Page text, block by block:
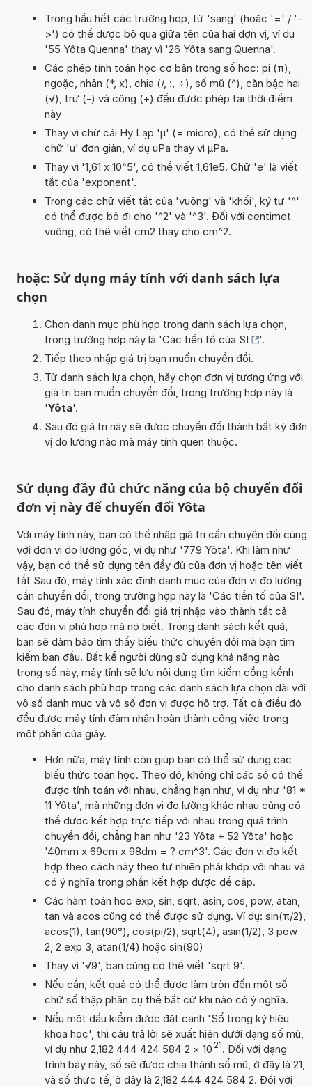
Trong hầu hết các trường hợp, từ 'sang' (hoặc '=' / '-
>') có thể được bỏ qua giữa tên của hai đơn vị, ví dụ
'55 Yôta Quenna' thay vì '26 Yôta sang Quenna'.
Các phép tính toán học cơ bản trong số học: pi (π),
ngoặc, nhân (*, x), chia (/, :, ÷), số mũ (^), căn bậc hai
(√), trừ (-) và cộng (+) đều được phép tại thời điểm
này
Thay vì chữ cái Hy Lạp 'µ' (= micro), có thể sử dụng
chữ 'u' đơn giản, ví dụ uPa thay vì µPa.
Thay vì '1,61 x 10^5', có thể viết 1,61e5. Chữ 'e' là viết
tắt của 'exponent'.
Trong các chữ viết tắt của 'vuông' và 'khối', ký tự '^'
có thể được bỏ đi cho '^2' và '^3'. Đối với centimet
vuông, có thể viết cm2 thay cho cm^2.
hoặc: Sử dụng máy tính với danh sách lựa
chọn
Chọn danh mục phù hợp trong danh sách lựa chọn,
trong trường hợp này là 'Các tiền tố của SI
'.
Tiếp theo nhập giá trị bạn muốn chuyển đổi.
Từ danh sách lựa chọn, hãy chọn đơn vị tương ứng với
giá trị bạn muốn chuyển đổi, trong trường hợp này là
'Yôta'.
Sau đó giá trị này sẽ được chuyển đổi thành bất kỳ đơn
vị đo lường nào mà máy tính quen thuộc.
Sử dụng đầy đủ chức năng của bộ chuyển đổi
đơn vị này để chuyển đổi Yôta
Với máy tính này, bạn có thể nhập giá trị cần chuyển đổi cùng
với đơn vị đo lường gốc, ví dụ như '779 Yôta'. Khi làm như
vậy, bạn có thể sử dụng tên đầy đủ của đơn vị hoặc tên viết
tắt Sau đó, máy tính xác định danh mục của đơn vị đo lường
cần chuyển đổi, trong trường hợp này là 'Các tiền tố của SI'.
Sau đó, máy tính chuyển đổi giá trị nhập vào thành tất cả
các đơn vị phù hợp mà nó biết. Trong danh sách kết quả,
bạn sẽ đảm bảo tìm thấy biểu thức chuyển đổi mà bạn tìm
kiếm ban đầu. Bất kể người dùng sử dụng khả năng nào
trong số này, máy tính sẽ lưu nội dung tìm kiếm cồng kềnh
cho danh sách phù hợp trong các danh sách lựa chọn dài với
vô số danh mục và vô số đơn vị được hỗ trợ. Tất cả điều đó
đều được máy tính đảm nhận hoàn thành công việc trong
một phần của giây.
Hơn nữa, máy tính còn giúp bạn có thể sử dụng các
biểu thức toán học. Theo đó, không chỉ các số có thể
được tính toán với nhau, chẳng hạn như, ví dụ như '81 *
11 Yôta', mà những đơn vị đo lường khác nhau cũng có
thể được kết hợp trực tiếp với nhau trong quá trình
chuyển đổi, chẳng hạn như '23 Yôta + 52 Yôta' hoặc
'40mm x 69cm x 98dm = ? cm^3'. Các đơn vị đo kết
hợp theo cách này theo tự nhiên phải khớp với nhau và
có ý nghĩa trong phần kết hợp được đề cập.
Các hàm toán học exp, sin, sqrt, asin, cos, pow, atan,
tan và acos cũng có thể được sử dụng. Ví dụ: sin(π/2),
acos(1), tan(90°), cos(pi/2), sqrt(4), asin(1/2), 3 pow
2, 2 exp 3, atan(1/4) hoặc sin(90)
Thay vì '√9', bạn cũng có thể viết 'sqrt 9'.
Nếu cần, kết quả có thể được làm tròn đến một số
chữ số thập phân cụ thể bất cứ khi nào có ý nghĩa.
Nếu một dấu kiểm được đặt cạnh 'Số trong ký hiệu
khoa học', thì câu trả lời sẽ xuất hiện dưới dạng số mũ,
ví dụ như 2,182 444 424 584 2 × 10 21. Đối với dạng
trình bày này, số sẽ được chia thành số mũ, ở đây là 21,
và số thực tế, ở đây là 2,182 444 424 584 2. Đối với